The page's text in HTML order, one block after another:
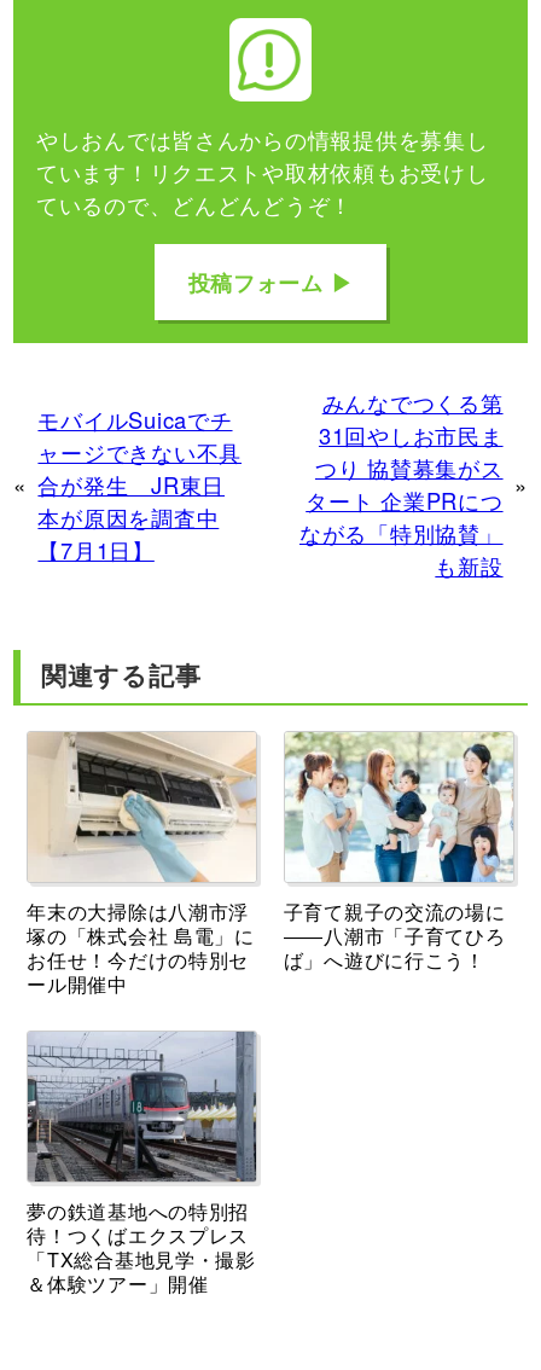
やしおんでは皆さんからの情報提供を募集し
ています！ リクエストや取材依頼もお受けし
ているので、どんどんどうぞ！
投稿フォーム ▶
«
モバイルSuicaでチ
ャージできない不具
合が発生 JR東日
本が原因を調査中
【7月1日】
みんなでつくる第
31回やしお市民ま
つり 協賛募集がス
タート 企業PRにつ
ながる「特別協賛」
も新設
»
関連する記事
年末の大掃除は八潮市浮
塚の「株式会社 島電」に
お任せ！今だけの特別セ
ール開催中
子育て親子の交流の場に
――八潮市「子育てひろ
ば」へ遊びに行こう！
夢の鉄道基地への特別招
待！つくばエクスプレス
「TX総合基地見学・撮影
＆体験ツアー」開催